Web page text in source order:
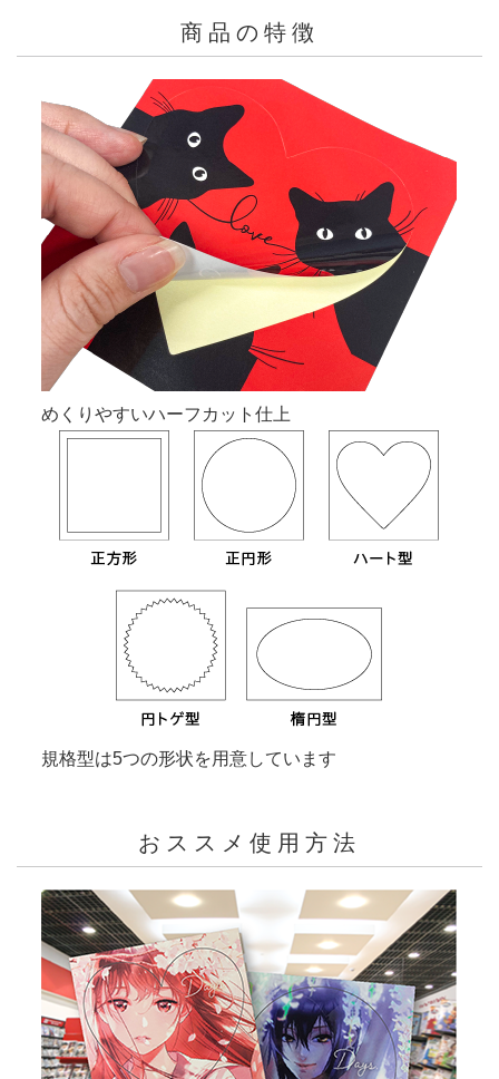
商品の特徴
めくりやすいハーフカット仕上
規格型は5つの形状を用意しています
おススメ使用方法